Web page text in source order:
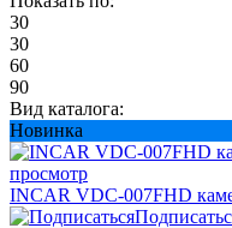
30
30
60
90
Вид каталога:
Новинка
просмотр
INCAR VDC-007FHD